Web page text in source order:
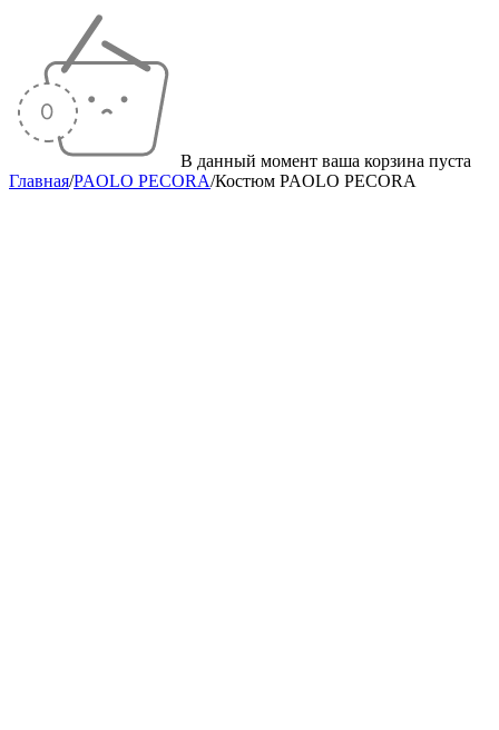
В данный момент ваша корзина пуста
Главная/PAOLO PECORA/Костюм PAOLO PECORA